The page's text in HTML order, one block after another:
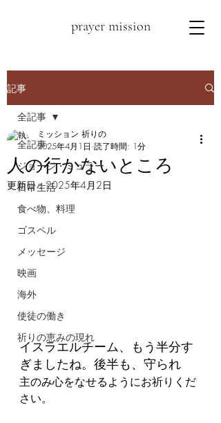
prayer mission
記事
全記事
ジョージ・ミュラー
日常生活
食べ物、料理
ゴスペル
メッセージ
映画
海外
使徒の働き
祈りの恵みの現れ
全記事
人の行かないところ
ミッション 祈りの
2025年4月1日 読了時間: 1分
更新日：2025年4月2日
イスラエルチーム、もう半分す
ぎましたね。後半も、守られ
主のみ心をなせるようにお祈りくだ
さい。